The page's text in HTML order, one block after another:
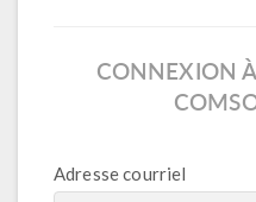
CONNEXION
Adresse courriel